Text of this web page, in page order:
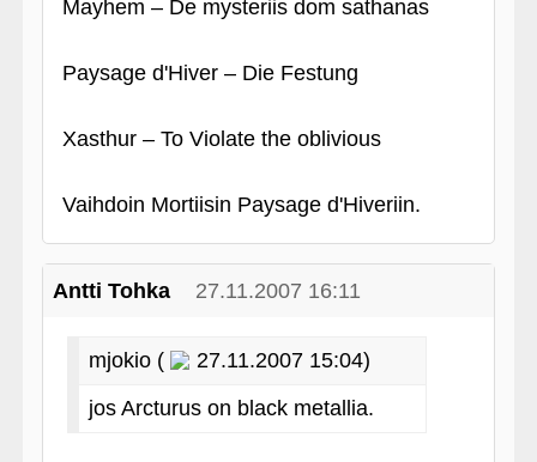
Mayhem – De mysteriis dom sathanas
Paysage d'Hiver – Die Festung
Xasthur – To Violate the oblivious
Vaihdoin Mortiisin Paysage d'Hiveriin.
Antti Tohka 27.11.2007 16:11
mjokio (
27.11.2007 15:04)
jos Arcturus on black metallia.